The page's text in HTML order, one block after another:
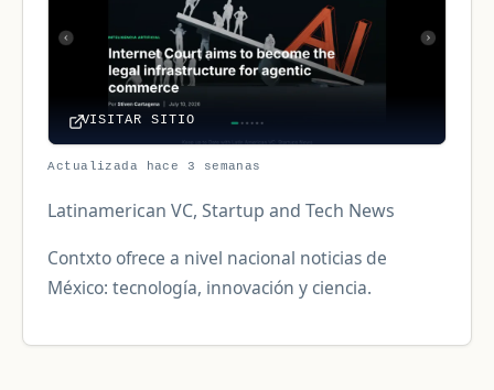
VISITAR SITIO
Actualizada hace 3 semanas
Latinamerican VC, Startup and Tech News
Contxto ofrece a nivel nacional noticias de
México: tecnología, innovación y ciencia.